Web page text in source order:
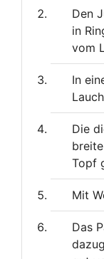
Den
in
vom
In
Die
Topf
Mit
Das